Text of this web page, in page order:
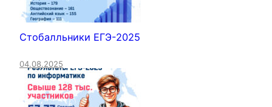
Стобалльники ЕГЭ-2025
04.08.2025